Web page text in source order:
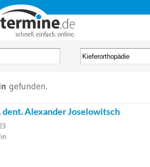
gefunden.
dent. Alexander Joselowitsch